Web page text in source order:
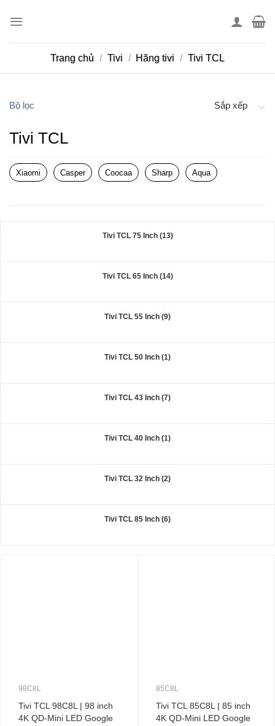
Trang chủ / Tivi / Hãng tivi / Tivi TCL
Bộ lọc Sắp xếp
Tivi TCL
Xiaomi Casper Coocaa Sharp Aqua
Tivi TCL 75 Inch (13)
Tivi TCL 65 Inch (14)
Tivi TCL 55 Inch (9)
Tivi TCL 50 Inch (1)
Tivi TCL 43 Inch (7)
Tivi TCL 40 Inch (1)
Tivi TCL 32 Inch (2)
Tivi TCL 85 Inch (6)
98C8L
Tivi TCL 98C8L | 98 inch
4K QD-Mini LED Google
85C8L
Tivi TCL 85C8L | 85 inch
4K QD-Mini LED Google